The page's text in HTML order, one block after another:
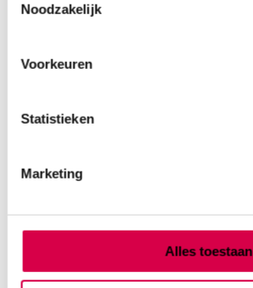
Noodzakelijk
Voorkeuren
Statistieken
Marketing
Alles toestaan
SERVOPRAX